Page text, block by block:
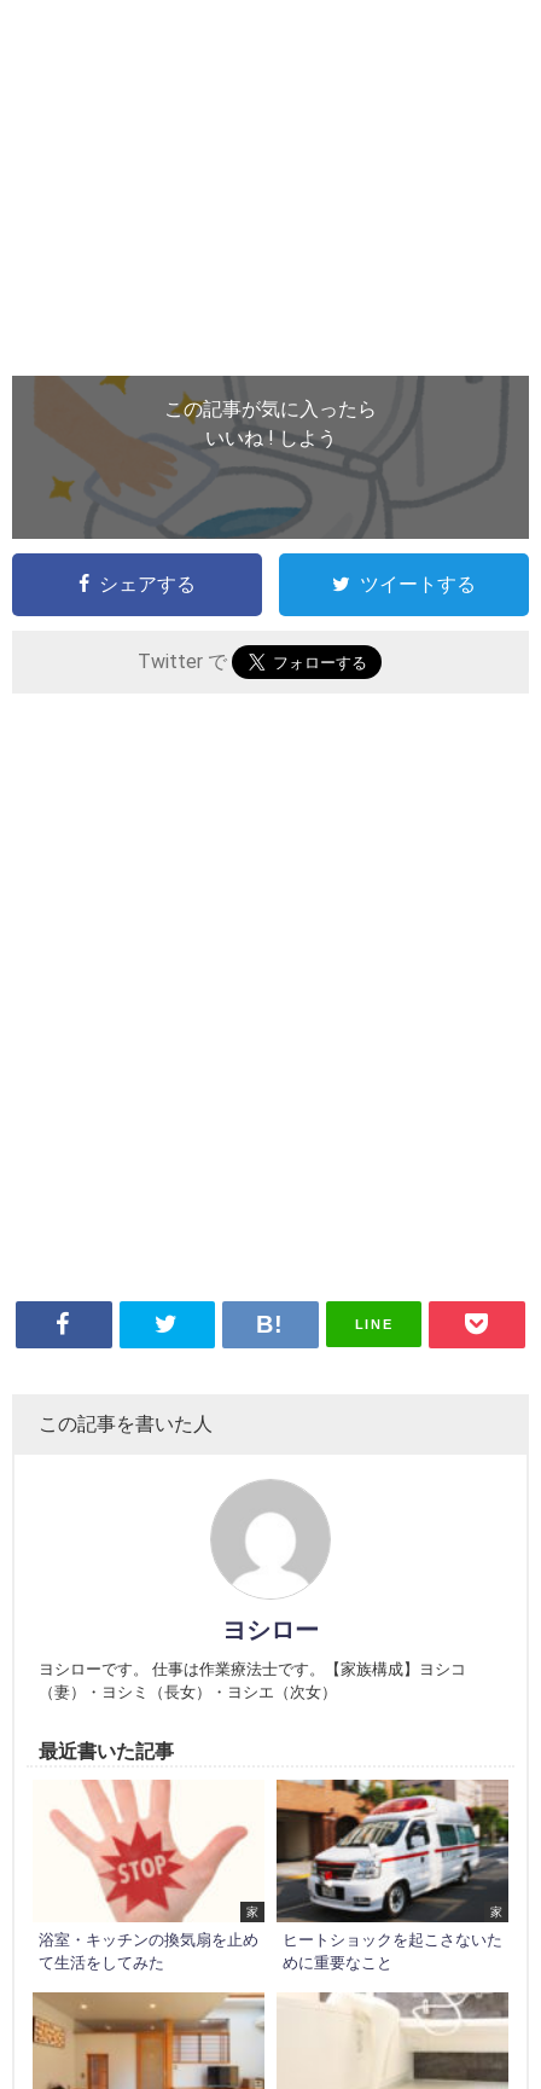
この記事が気に入ったら
いいね ! しよう
シェアする ツイートする
Twitter で
LINE
この記事を書いた人
ヨシロー
ヨシローです。 仕事は作業療法士です。【家族構成】ヨシコ
（妻）・ヨシミ（長女）・ヨシエ（次女）
最近書いた記事
家
浴室・キッチンの換気扇を止め
て生活をしてみた
家
ヒートショックを起こさないた
めに重要なこと